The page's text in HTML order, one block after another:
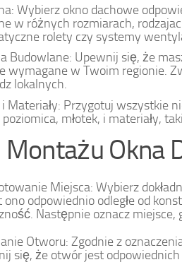
Wybierz okno dachowe
w różnych rozmiarach,
rolety czy systemy
Budowlane: Upewnij się, że
wymagane w Twoim regionie.
lokalnych.
Materiały: Przygotuj wszystkie
młotek, i materiały,
Montażu Okna
Miejsca: Wybierz
ono odpowiednio odległe od
Następnie oznacz
Otworu: Zgodnie z
się, że otwór jest